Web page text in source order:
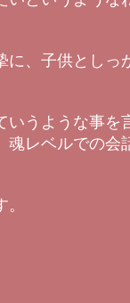
、子供としっ
うような事を
レベルでの会